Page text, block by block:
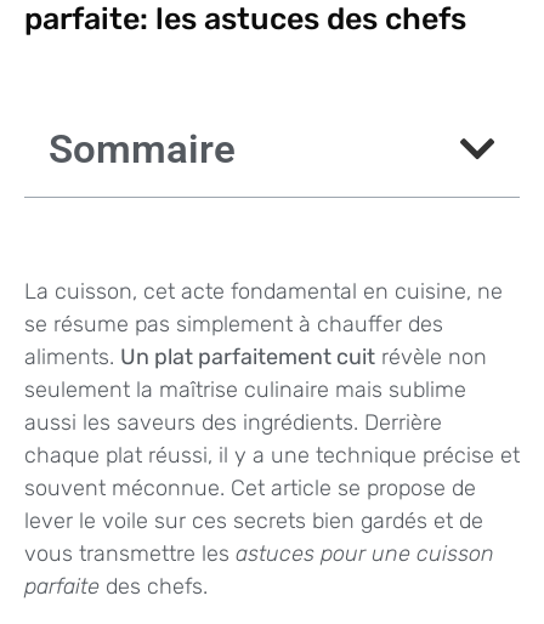
parfaite: les astuces des chefs
Sommaire
La cuisson, cet acte fondamental en cuisine, ne
se résume pas simplement à chauffer des
aliments. Un plat parfaitement cuit révèle non
seulement la maîtrise culinaire mais sublime
aussi les saveurs des ingrédients. Derrière
chaque plat réussi, il y a une technique précise et
souvent méconnue. Cet article se propose de
lever le voile sur ces secrets bien gardés et de
vous transmettre les astuces pour une cuisson
parfaite des chefs.